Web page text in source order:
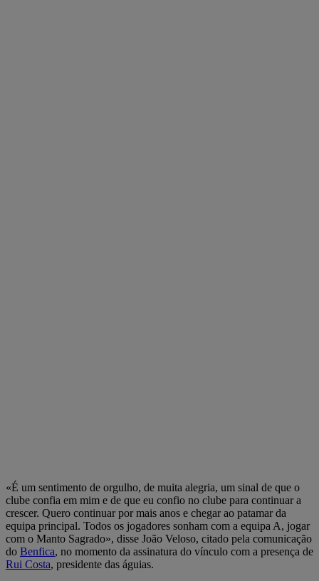
«É um sentimento de orgulho, de muita alegria, um sinal de que o
clube confia em mim e de que eu confio no clube para continuar a
crescer. Quero continuar por mais anos e chegar ao patamar da
equipa principal. Todos os jogadores sonham com a equipa A, jogar
com o Manto Sagrado», disse João Veloso, citado pela comunicação
do Benfica, no momento da assinatura do vínculo com a presença de
Rui Costa, presidente das águias.